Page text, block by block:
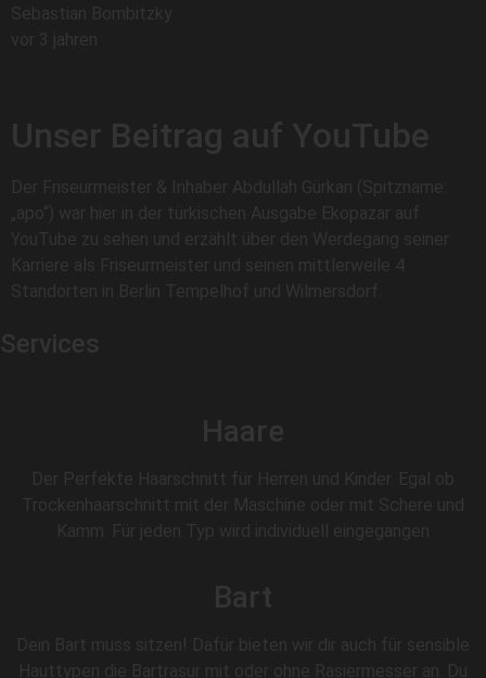
Sebastian Bombitzky
vor 3 jahren
Unser Beitrag auf YouTube
Der Friseurmeister & Inhaber Abdullah Gürkan (Spitzname:
„apo“) war hier in der türkischen Ausgabe Ekopazar auf
YouTube zu sehen und erzählt über den Werdegang seiner
Karriere als Friseurmeister und seinen mittlerweile 4
Standorten in Berlin Tempelhof und Wilmersdorf.
Services
Haare
Der Perfekte Haarschnitt für Herren und Kinder. Egal ob
Trockenhaarschnitt mit der Maschine oder mit Schere und
Kamm. Für jeden Typ wird individuell eingegangen
Bart
Dein Bart muss sitzen! Dafür bieten wir dir auch für sensible
Hauttypen die Bartrasur mit oder ohne Rasiermesser an. Du